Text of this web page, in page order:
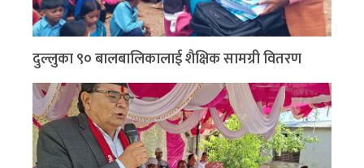
दुल्लुका ९० बालबालिकालाई शैक्षिक सामग्री वितरण